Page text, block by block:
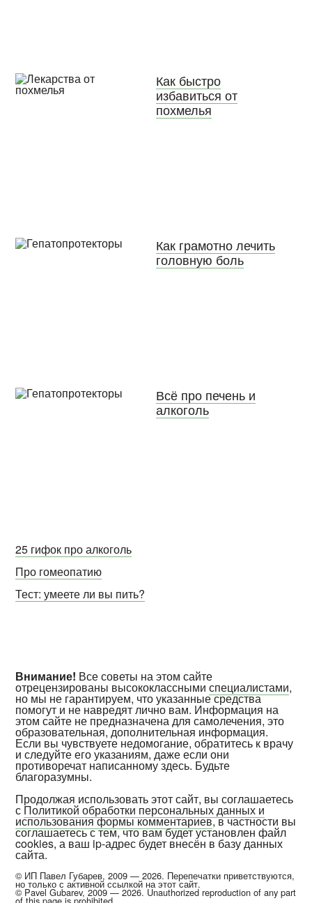
Как быстро
избавиться от
похмелья
Как грамотно лечить
головную боль
Всё про печень и
алкоголь
25 гифок про алкоголь
Про гомеопатию
Тест: умеете ли вы пить?
Внимание! Все советы на этом сайте
отрецензированы высококласснымиспециалистами,
но мы не гарантируем, что указанные средства
помогут и не навредят лично вам. Информация на
этом сайте не предназначена для самолечения, это
образовательная, дополнительная информация.
Если вы чувствуете недомогание, обратитесь к врачу
и следуйте его указаниям, даже если они
противоречат написанному здесь. Будьте
благоразумны.
Продолжая использовать этот сайт, вы соглашаетесь
с Политикой обработки персональных данных и
использования формы комментариев, в частности вы
соглашаетесь с тем, что вам будет установлен файл
cookies, а ваш ip-адрес будет внесён в базу данных
сайта.
© ИП Павел Губарев, 2009 — 2026. Перепечатки приветствуются,
но только с активной ссылкой на этот сайт.
© Pavel Gubarev, 2009 — 2026. Unauthorized reproduction of any part